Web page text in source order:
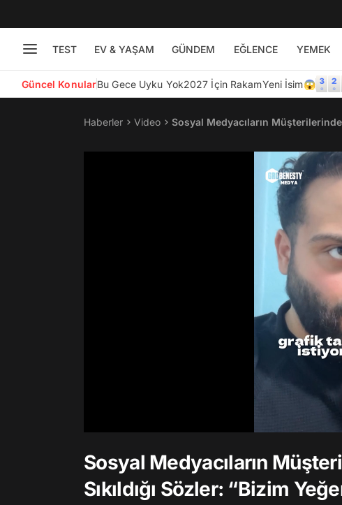
TEST EV & YAŞAM GÜNDEM EĞLENCE YEMEK
Güncel KonularBu Gece Uyku Yok2027 İçin RakamYeni İsim😱
Haberler Video Sosyal Medyacıların
Sosyal Medyacıların
Sıkıldığı Sözler: “Bizim